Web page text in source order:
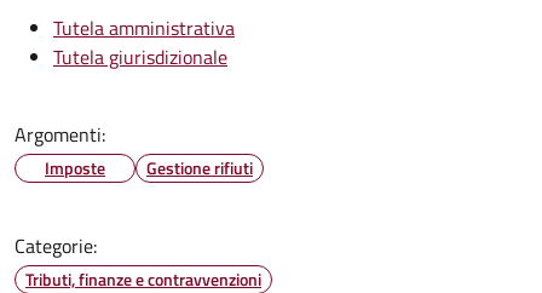
Tutela amministrativa
Tutela giurisdizionale
Argomenti:
Imposte Gestione rifiuti
Categorie:
Tributi, finanze e contravvenzioni